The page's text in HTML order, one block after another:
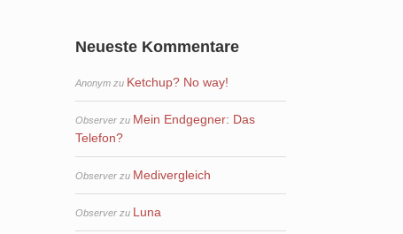
Neueste Kommentare
Anonym zu Ketchup? No way!
Observer zu Mein Endgegner: Das
Telefon?
Observer zu Medivergleich
Observer zu Luna